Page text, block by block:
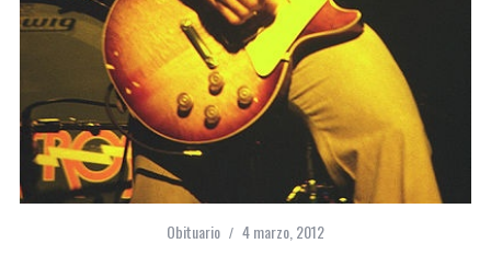
Obituario 4 marzo, 2012